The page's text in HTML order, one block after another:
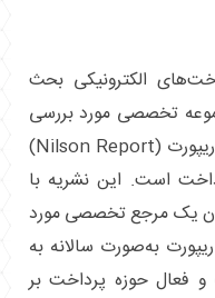
الکترونیکی بحث
تخصصی مورد بررسی
قرار گیرد که نشریه بین‌المللی نیلسون‌ریپورت (Nilson Report)
است. این نشریه با
عنوان یک مرجع تخصصی مورد
به‌صورت سالانه به
شرکت بزرگ و فعال حوزه پرداخت بر